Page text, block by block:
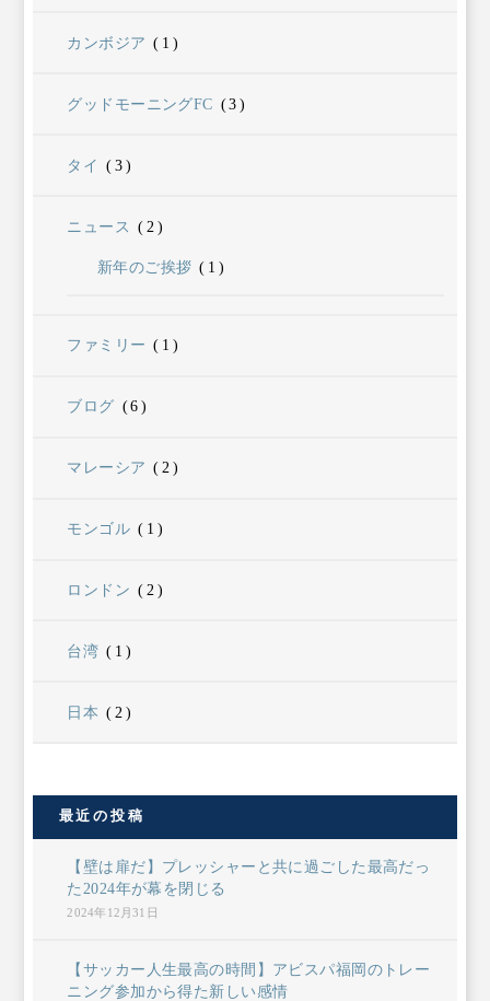
カンボジア (1)
グッドモーニングFC (3)
タイ (3)
ニュース (2)
新年のご挨拶 (1)
ファミリー (1)
ブログ (6)
マレーシア (2)
モンゴル (1)
ロンドン (2)
台湾 (1)
日本 (2)
最近の投稿
【壁は扉だ】プレッシャーと共に過ごした最高だっ
た2024年が幕を閉じる
2024年12月31日
【サッカー人生最高の時間】アビスパ福岡のトレー
ニング参加から得た新しい感情